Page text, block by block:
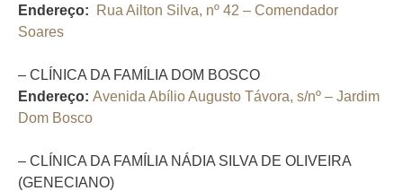
Endereço:
Rua Ailton Silva, nº 42 – Comendador
Soares
– CLÍNICA DA FAMÍLIA DOM BOSCO
Endereço: Avenida Abílio Augusto Távora, s/nº – Jardim
Dom Bosco
– CLÍNICA DA FAMÍLIA NÁDIA SILVA DE OLIVEIRA
(GENECIANO)